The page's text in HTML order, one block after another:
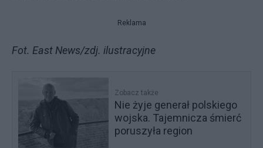
Reklama
Fot. East News/zdj. ilustracyjne
Zobacz także
Nie żyje generał polskiego
wojska. Tajemnicza śmierć
poruszyła region